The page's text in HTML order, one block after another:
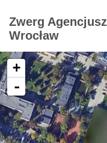
Zwerg
Wrocław
+
-